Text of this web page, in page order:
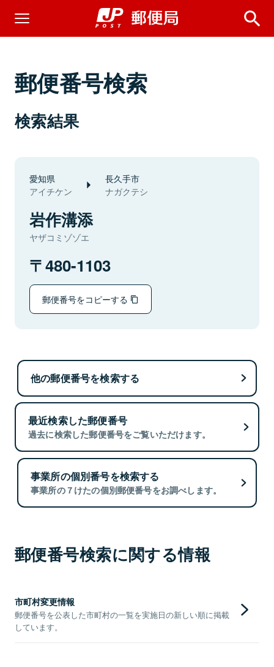
郵便番号検索
検索結果
愛知県
アイチケン
長久手市
ナガクテシ
岩作溝添
ヤザコミゾゾエ
480-1103
郵便番号をコピーする
他の郵便番号を検索する
最近検索した郵便番号
過去に検索した郵便番号をご覧いただけます。
事業所の個別番号を検索する
事業所の７けたの個別郵便番号をお調べします。
郵便番号検索に関する情報
市町村変更情報
郵便番号を公表した市町村の一覧を実施日の新しい順に掲載
しています。